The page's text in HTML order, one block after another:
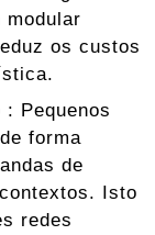
os custos
: Pequenos
forma
de
Isto
redes